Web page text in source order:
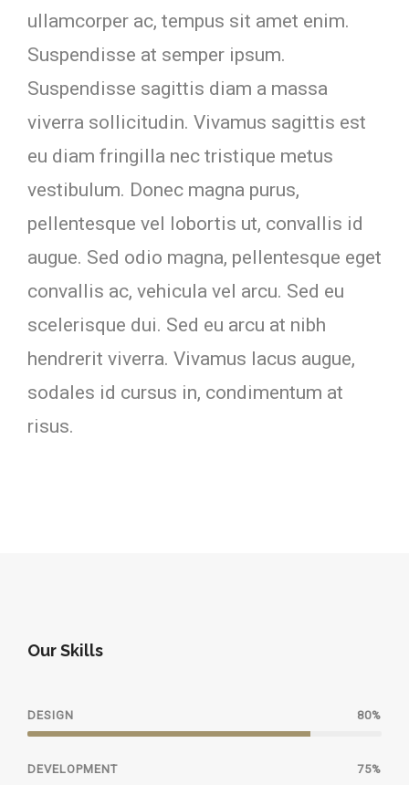
ullamcorper ac, tempus sit amet enim.
Suspendisse at semper ipsum.
Suspendisse sagittis diam a massa
viverra sollicitudin. Vivamus sagittis est
eu diam fringilla nec tristique metus
vestibulum. Donec magna purus,
pellentesque vel lobortis ut, convallis id
augue. Sed odio magna, pellentesque eget
convallis ac, vehicula vel arcu. Sed eu
scelerisque dui. Sed eu arcu at nibh
hendrerit viverra. Vivamus lacus augue,
sodales id cursus in, condimentum at
risus.
Our Skills
DESIGN 80%
DEVELOPMENT 75%